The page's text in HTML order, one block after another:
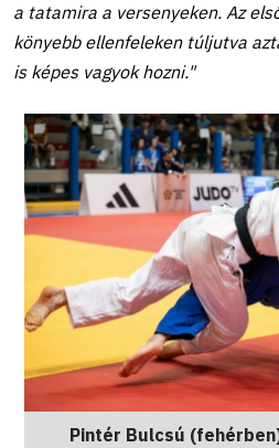
a tatamira a versenyeken. Az
könyebb ellenfeleken túljutva
is képes vagyok hozni."
Pintér Bulcsú